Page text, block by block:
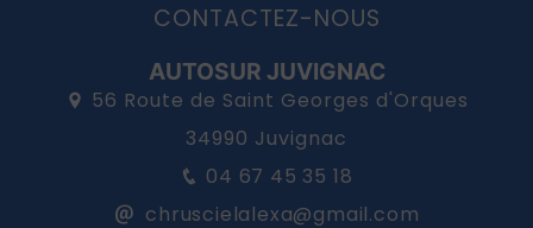
CONTACTEZ-NOUS
AUTOSUR JUVIGNAC
56 Route de Saint Georges d'Orques
34990 Juvignac
04 67 45 35 18
chruscielalexa@gmail.com